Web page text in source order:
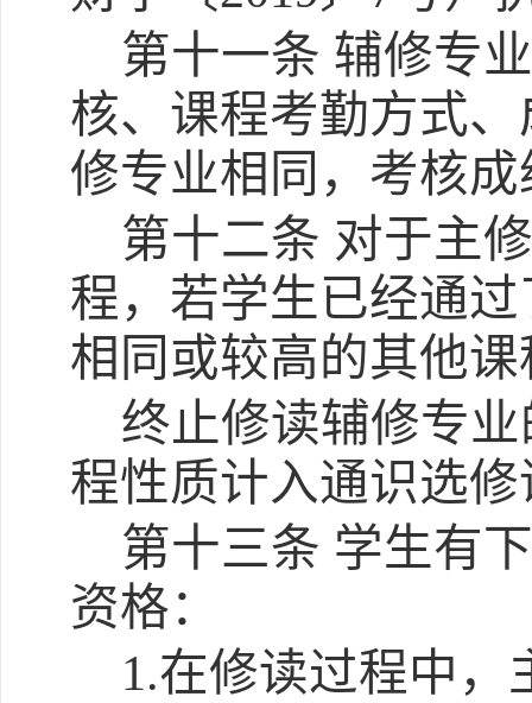
第十一条 辅修专
核、课程考勤方式
修专业相同，考核
第十二条 对于主
程，若学生已经通
相同或较高的其他
终止修读辅修专
程性质计入通识选
第十三条 学生有
资格：
1.在修读过程中